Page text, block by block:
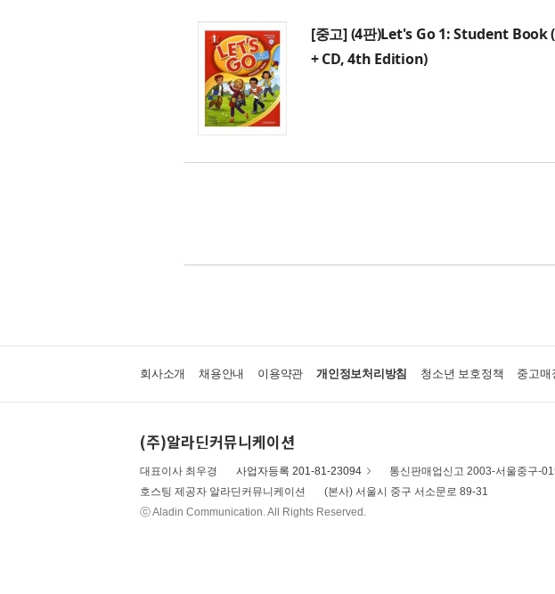
[중고] (4판)Let's Go 1: Student Book
+ CD, 4th Edition)
회사소개 채용안내 이용약관 개인정보처리방침 청소년 보호정책 중고매
(주)알라딘커뮤니케이션
대표이사 최우경 사업자등록 201-81-23094 통신판매업신고 2003-서울중구-
호스팅 제공자 알라딘커뮤니케이션
(본사) 서울시 중구 서소문로 89-31
ⓒ Aladin Communication. All Rights Reserved.